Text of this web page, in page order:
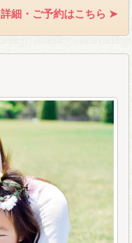
詳細・ご予約はこちら ➤